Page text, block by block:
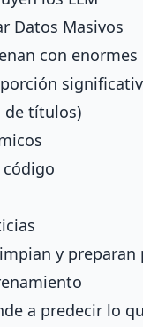
Datos Masivos
con
de títulos)
y
a predecir lo